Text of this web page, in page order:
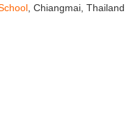
, Chiangmai, Thailand